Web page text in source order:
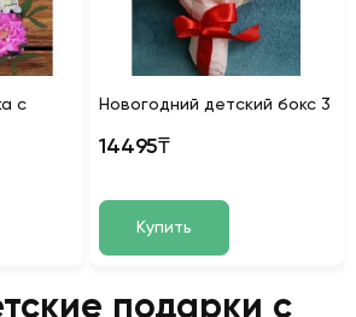
с
Новогодний детский бокс 3
14495₸
Купить
подарки с